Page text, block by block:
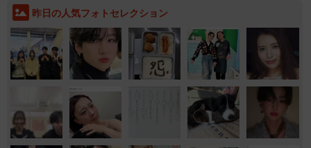
昨日の人気フォトセレクション